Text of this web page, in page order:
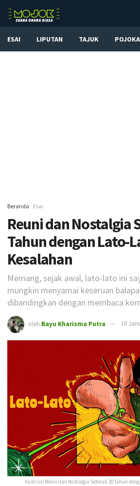
ESAI LIPUTAN TAJUK
Beranda Esai
Reuni dan Nostalgia
Tahun dengan Lato-
Kesalahan
Memang, sejak awal, lato-lato ini
mungkin menyamai keseruan
dibandingkan dengan membaca
oleh Bayu Kharisma Putra 10
Ilustrasi Reuni dan Nostalgia Setelah 20 Tahun